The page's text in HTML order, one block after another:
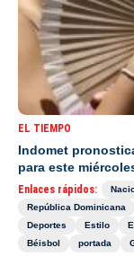
EL TIEMPO
Indomet
para este
Enlaces rápidos:
República Dominicana
Deportes
Estilo
Béisbol
portada